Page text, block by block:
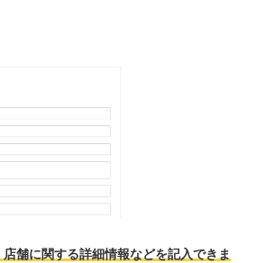
店舗に関する詳細情報などを記入できま